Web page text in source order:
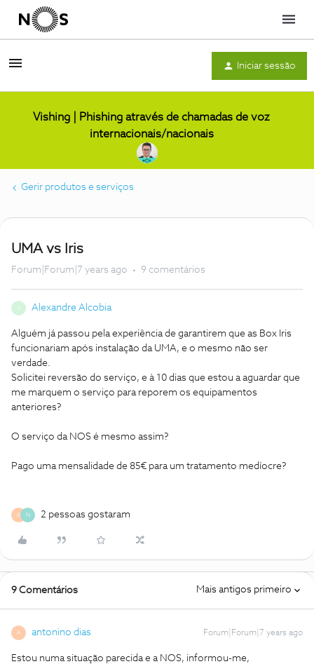
Menu
Iniciar sessão
Vishing | Phishing através de chamadas de voz
internacionais/nacionais
Gerir produtos e serviços
UMA vs Iris
Forum|Forum|7 years ago 9 comentários
A Alexandre Alcobia
Alguém já passou pela experiência de garantirem que as Box Iris
funcionariam após instalação da UMA, e o mesmo não ser
verdade.
Solicitei reversão do serviço, e à 10 dias que estou a aguardar que
me marquem o serviço para reporem os equipamentos
anteriores?
O serviço da NOS é mesmo assim?
Pago uma mensalidade de 85€ para um tratamento medíocre?
A N 2 pessoas gostaram
9 Comentários Mais antigos primeiro
A antonino dias Forum|Forum|7 years ago
Estou numa situação parecida e a NOS, informou-me,